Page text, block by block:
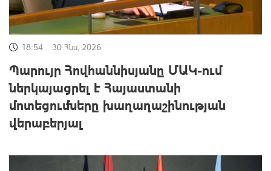
18:54 30 Հնս, 2026
Պարույր Հովհաննիսյանը ՄԱԿ-ում
ներկայացրել է Հայաստանի
մոտեցումները խաղաղաշինության
վերաբերյալ